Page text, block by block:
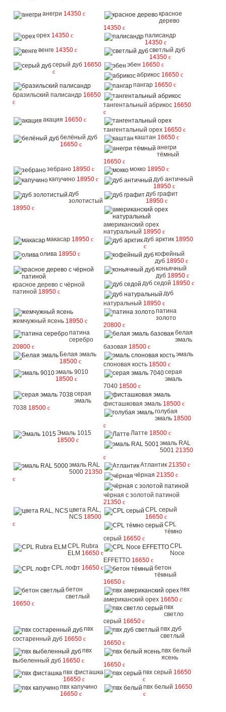
анегри 14350 c
красное
дерево
14350 c
орех 14350 c
палисандр
14350 c
венге 14350 c
светлый дуб
14350 c
серый дуб 16650
c
эбен 16650 c
абрикос 16650 c
бразильский палисандр 16650
c
пангар 16650 c
тангентальный абрикос 16650
c
акация 16650 c
тангентальный орех 16650 c
белёный дуб
16650 c
каштан 16650 c
анегри
тёмный
16650 c
зебрано 18950 c мокко 18950 c
капучино 18950 c
дуб античный
18950 c
дуб
золотистый
18950 c
дуб графит
18950 c
американский орех
натуральный 18950 c
макасар 18950 c дуб арктик 18950
c
олива 18950 c
кофейный
дуб 18950 c
красное дерево с чёрной
патиной 18950 c
коньячный
дуб 18950 c
дуб седой 18950 c
дуб
натуральный 18950 c
жемчужный ясень 18950 c
патина
золото
20800 c
патина
серебро
20800 c
белая
эмаль
базовая 18500 c
Белая эмаль
18500 c
эмаль
слоновая кость 18500 c
эмаль 9010
18500 c
серая
эмаль
7040 18500 c
серая
эмаль
7038 18500 c
фисташковая эмаль 18500 c
голубая
эмаль 18500
c
Эмаль 1015
18500 c
Латте 18500 c
эмаль RAL
5001 21350
c
эмаль RAL
5000 21350
c
Атлантик 21350 c
чёрная 21350 c
чёрная с золотой патиной
21350 c
цвета RAL,
NCS 18500
c
CPL серый
16650 c
CPL
тёмно
серый 16650 c
CPL Rubra
ELM 16650 c
CPL
Noce
EFFETTO 16650 c
CPL лофт 16650 c
бетон
тёмный
16650 c
бетон
светлый
16650 c
пвх
американский орех 16650 c
пвх
светло
серый 16650 c
пвх
состаренный дуб 16650 c
пвх дуб
светлый
16650 c
пвх
выбеленный дуб 16650 c
пвх белый
ясень
16650 c
пвх фисташка
16650 c
пвх серый 16650
c
пвх капучино
16650 c
пвх белый 16650
c